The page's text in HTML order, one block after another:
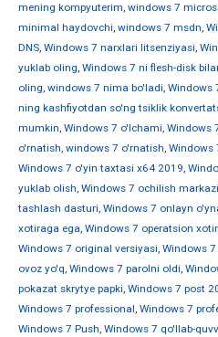
mening kompyuterim, windows 7
minimal haydovchi, windows 7 msdn,
DNS, Windows 7 narxlari litsenziyasi,
yuklab oling, Windows 7 ni flesh-disk
oling, windows 7 nima bo'ladi, Windows
ning kashfiyotdan so'ng tsiklik
mumkin, Windows 7 o'lchami, Windows
o'rnatish, windows 7 o'rnatish, Windows
Windows 7 o'yin taxtasi x64 2019,
yuklab olish, Windows 7 ochilish
tashlash dasturi, Windows 7 onlayn
xotiraga ega, Windows 7 operatsion
Windows 7 original versiyasi, Windows
ovoz yo'q, Windows 7 parolni oldi,
pokazat skrytye papki, Windows 7 post
Windows 7 professional, Windows 7
Windows 7 Push, Windows 7 qo'llab-